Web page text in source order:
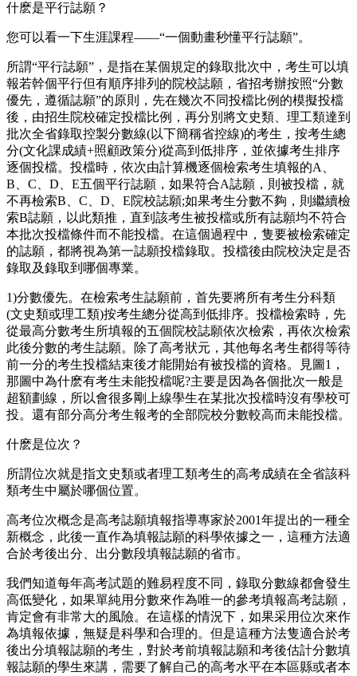
什麽是平行誌願？
您可以看一下生涯課程——“一個動畫秒懂平行誌願”。
所謂“平行誌願”，是指在某個規定的錄取批次中，考生可以填
報若幹個平行但有順序排列的院校誌願，省招考辦按照“分數
優先，遵循誌願”的原則，先在幾次不同投檔比例的模擬投檔
後，由招生院校確定投檔比例，再分別將文史類、理工類達到
批次全省錄取控製分數線(以下簡稱省控線)的考生，按考生總
分(文化課成績+照顧政策分)從高到低排序，並依據考生排序
逐個投檔。投檔時，依次由計算機逐個檢索考生填報的A、
B、C、D、E五個平行誌願，如果符合A誌願，則被投檔，就
不再檢索B、C、D、E院校誌願;如果考生分數不夠，則繼續檢
索B誌願，以此類推，直到該考生被投檔或所有誌願均不符合
本批次投檔條件而不能投檔。在這個過程中，隻要被檢索確定
的誌願，都將視為第一誌願投檔錄取。投檔後由院校決定是否
錄取及錄取到哪個專業。
1)分數優先。在檢索考生誌願前，首先要將所有考生分科類
(文史類或理工類)按考生總分從高到低排序。投檔檢索時，先
從最高分數考生所填報的五個院校誌願依次檢索，再依次檢索
此後分數的考生誌願。除了高考狀元，其他每名考生都得等待
前一分的考生投檔結束後才能開始有被投檔的資格。見圖1，
那圖中為什麽有考生未能投檔呢?主要是因為各個批次一般是
超額劃線，所以會很多剛上線學生在某批次投檔時沒有學校可
投。還有部分高分考生報考的全部院校分數較高而未能投檔。
什麽是位次？
所謂位次就是指文史類或者理工類考生的高考成績在全省該科
類考生中屬於哪個位置。
高考位次概念是高考誌願填報指導專家於2001年提出的一種全
新概念，此後一直作為填報誌願的科學依據之一，這種方法適
合於考後出分、出分數段填報誌願的省市。
我們知道每年高考試題的難易程度不同，錄取分數線都會發生
高低變化，如果單純用分數來作為唯一的參考填報高考誌願，
肯定會有非常大的風險。在這樣的情況下，如果采用位次來作
為填報依據，無疑是科學和合理的。但是這種方法隻適合於考
後出分填報誌願的考生，對於考前填報誌願和考後估計分數填
報誌願的學生來講，需要了解自己的高考水平在本區縣或者本